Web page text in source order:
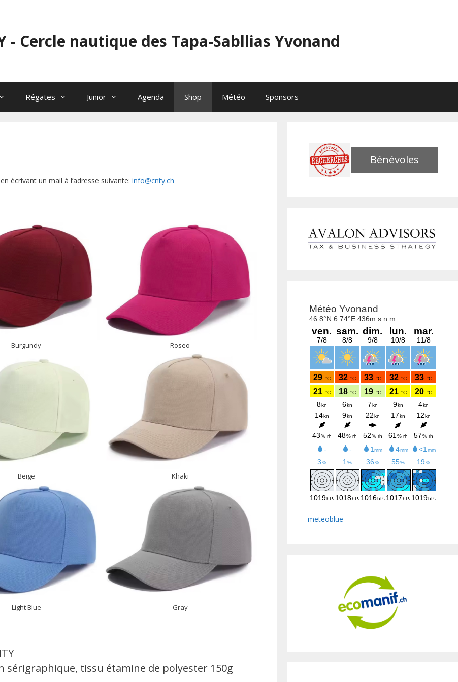
- Cercle nautique des Tapa-Sabllias Yvonand
Régates Junior Agenda Shop Météo Sponsors
écrivant un mail à l’adresse suivante: info@cnty.ch
Burgundy
Beige
Light Blue
Roseo
Khaki
Gray
sérigraphique, tissu étamine de polyester 150g
Bénévoles
meteoblue